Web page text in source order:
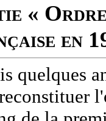
«
en
quelques